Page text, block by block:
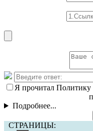
Я прочитал Политику
Подробнее...
СТРАНИЦЫ: